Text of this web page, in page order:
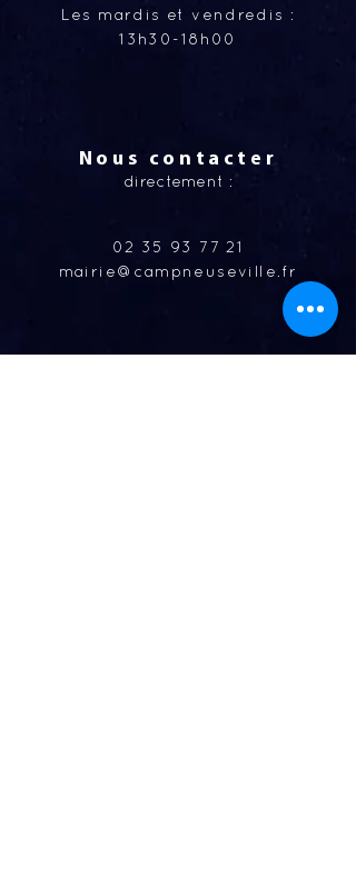
Les mardis et vendredis :
13h30-18h00
Nous contacter
directement :
02 35 93 77 21
mairie@campneuseville.fr